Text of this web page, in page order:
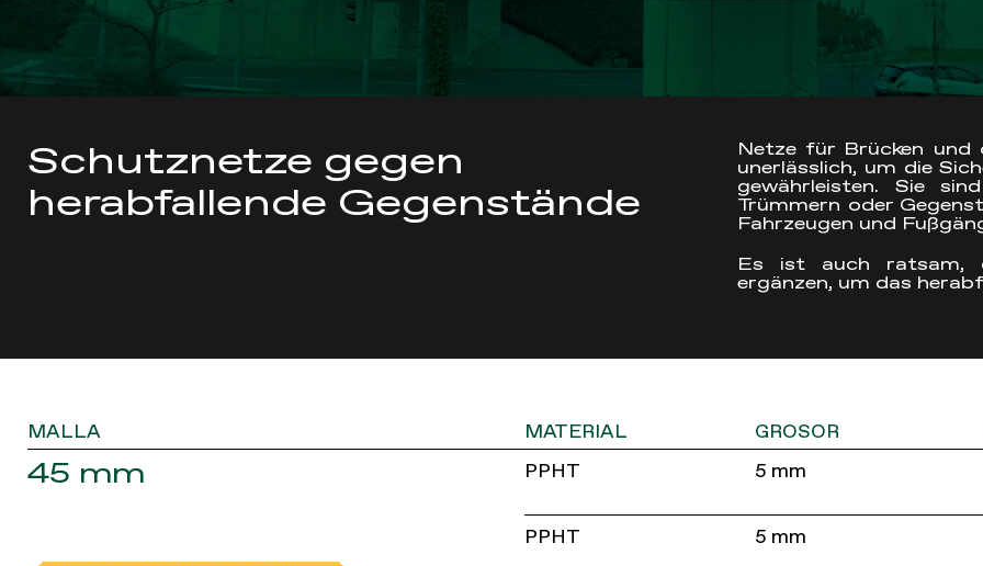
Schutznetze gegen
herabfallende Gegenstände
Netze für Brücken und
unerlässlich, um die
gewährleisten. Sie
Trümmern oder
Fahrzeugen und
Es ist auch ratsam,
ergänzen, um das
MALLA MATERIAL GROSOR
45 mm PPHT 5 mm
PPHT 5 mm